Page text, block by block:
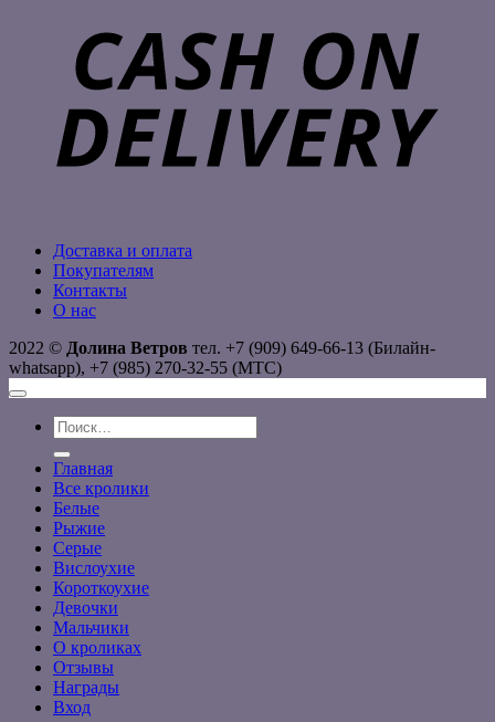
Доставка и оплата
Покупателям
Контакты
О нас
2022 © Долина Ветров тел. +7 (909) 649-66-13 (Билайн-
whatsapp), +7 (985) 270-32-55 (МТС)
Искать:
Главная
Все кролики
Белые
Рыжие
Серые
Вислоухие
Короткоухие
Девочки
Мальчики
О кроликах
Отзывы
Награды
Вход